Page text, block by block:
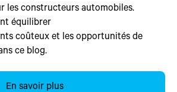
les constructeurs automobiles.
équilibrer
coûteux et les opportunités de
ce blog.
En savoir plus